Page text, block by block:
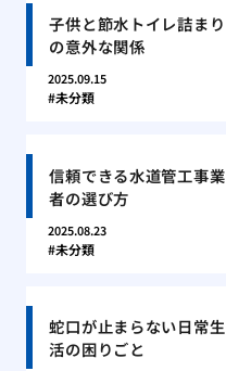
子供と節水トイレ詰まり
の意外な関係
2025.09.15
未分類
信頼できる水道管工事業
者の選び方
2025.08.23
未分類
蛇口が止まらない日常生
活の困りごと